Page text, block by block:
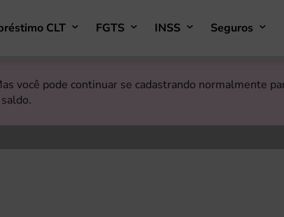
CLT FGTS INSS Seguros
você pode continuar se cadastrando normalmente